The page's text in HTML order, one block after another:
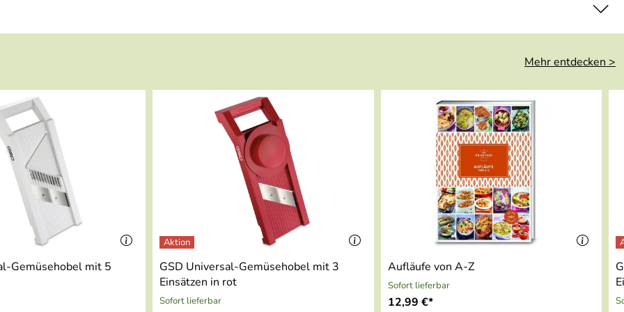
Mehr entdecken >
Gemüsehobel mit 5
GSD Universal-Gemüsehobel mit 3
Einsätzen in rot
Sofort lieferbar
Aufläufe von A-Z
Sofort lieferbar
12,99 €*